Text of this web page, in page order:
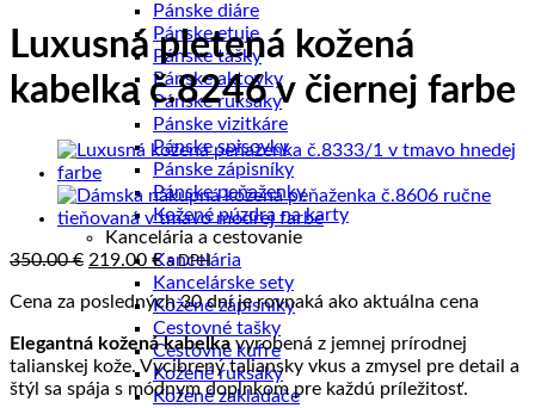
Pánske diáre
Pánske etuje
Pánske tašky
Pánske aktovky
Pánske ruksaky
Pánske vizitkáre
Pánske spisovky
Pánske zápisníky
Pánske peňaženky
Kožené púzdra na karty
Kancelária a cestovanie
Kancelária
Kancelárske sety
Kožené zápisníky
Cestovné tašky
Cestovné kufre
Kožené ruksaky
Kožené zakladače
Luxusná pletená kožená
kabelka č.8246 v čiernej farbe
350.00€ Pôvodná
bola:
350.00 €.
219.00 €Aktuálna
cena
je:
219.00 €.
s DPH
Cena za posledných 30 dní je rovnaká ako aktuálna cena
Elegantná kožená kabelka vyrobená z jemnej prírodnej
talianskej kože. Vycibrený taliansky vkus a zmysel pre detail a
štýl sa spája s módnym doplnkom pre každú príležitosť.